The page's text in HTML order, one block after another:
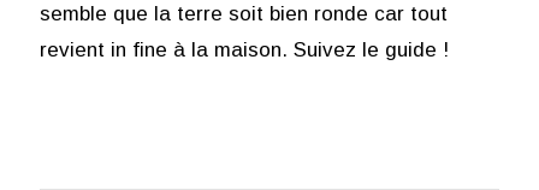
semble que la terre soit bien ronde car tout
revient in fine à la maison. Suivez le guide !